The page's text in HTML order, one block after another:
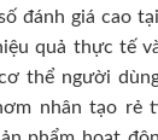
đánh giá cao
quả thực tế
thể người
nhân tạo rẻ